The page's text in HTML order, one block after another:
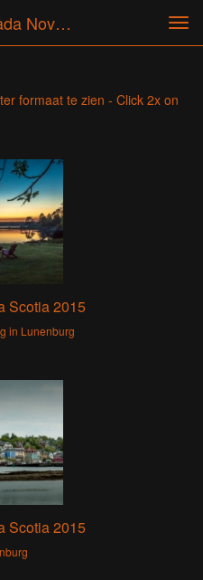
Jeanny Jenniskens - Canada Nova Scotia 2015
formaat te zien - Click 2x on
Scotia 2015
in Lunenburg
Scotia 2015